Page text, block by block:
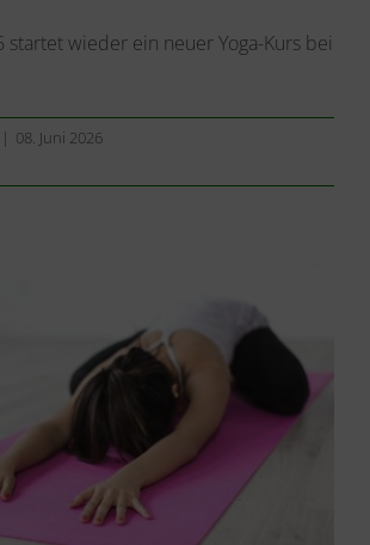
startet wieder ein neuer Yoga-Kurs bei
| 08. Juni 2026